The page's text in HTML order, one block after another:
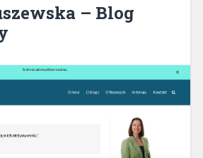
– Blog